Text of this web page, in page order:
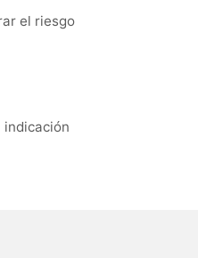
el riesgo